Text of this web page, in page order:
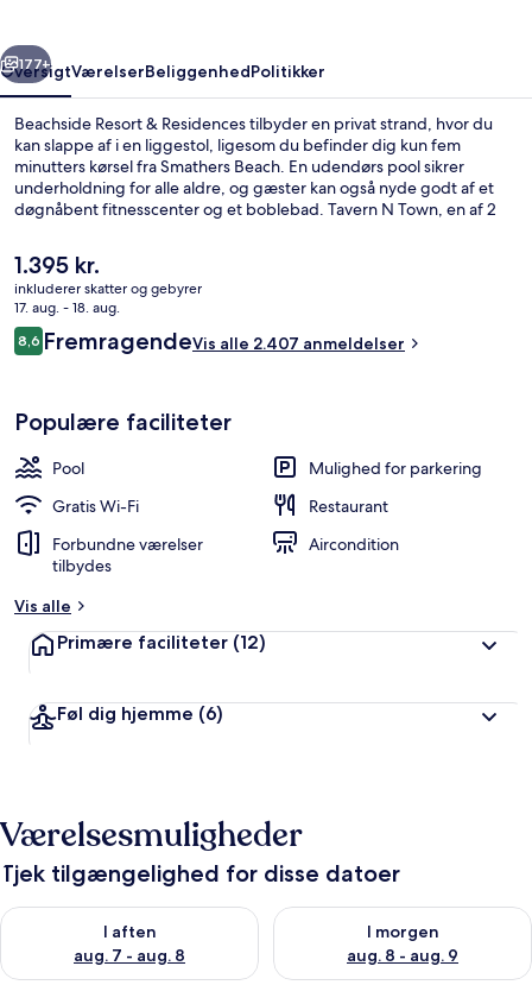
Næste
177+
OversigtVærelserBeliggenhedPolitikker
Beachside Resort & Residences tilbyder en privat strand, hvor du
kan slappe af i en liggestol, ligesom du befinder dig kun fem
minutters kørsel fra Smathers Beach. En udendørs pool sikrer
underholdning for alle aldre, og gæster kan også nyde godt af et
døgnåbent fitnesscenter og et boblebad. Tavern N Town, en af 2
højdepunkter tæller 2 barer/lounger, en marina og en bar ved
poolen. Rejsende er vilde med stedets pool og hjælpsomme
personale.
Den
nuværende
pris
er
1.395 kr.
1.395 kr.
inkluderer skatter og gebyrer
17. aug. - 18. aug.
Anmeldelser
8,68,6 ud af 10.
FremragendeVis alle 2.407 anmeldelser
Populære faciliteter
Pool
Mulighed for parkering
Gratis Wi-Fi
Restaurant
Forbundne værelser
tilbydes
Aircondition
Vis alle
Primære faciliteter (12)
Føl dig hjemme (6)
Værelsesmuligheder
Tjek tilgængelighed for disse datoer
I aften
aug. 7 - aug. 8
Tjek tilgængelighed for i aften aug. 7 - aug. 8
I morgen
aug. 8 - aug. 9
Tjek tilgængelighed for i